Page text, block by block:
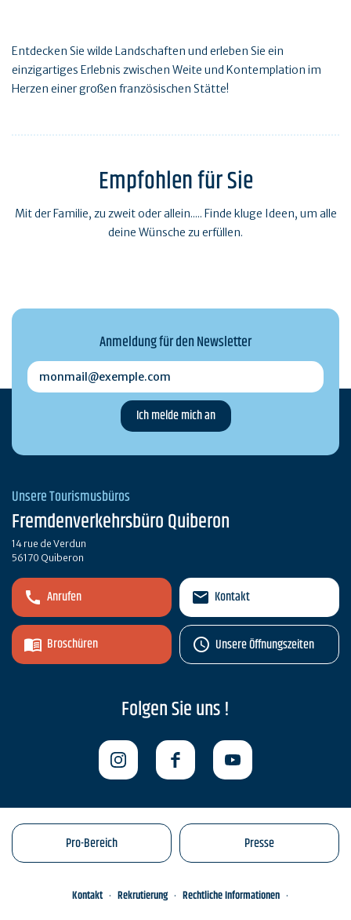
Entdecken Sie wilde Landschaften und erleben Sie ein
einzigartiges Erlebnis zwischen Weite und Kontemplation im
Herzen einer großen französischen Stätte!
Empfohlen für Sie
Mit der Familie, zu zweit oder allein..... Finde kluge Ideen, um alle
deine Wünsche zu erfüllen.
Anmeldung für den Newsletter
monmail@exemple.com
Unsere Tourismusbüros
Fremdenverkehrsbüro Quiberon
14 rue de Verdun
56170 Quiberon
Anrufen
Broschüren
Kontakt
Unsere Öffnungszeiten
Folgen Sie uns !
Pro-Bereich Presse
Kontakt Rekrutierung
Rechtliche Informationen